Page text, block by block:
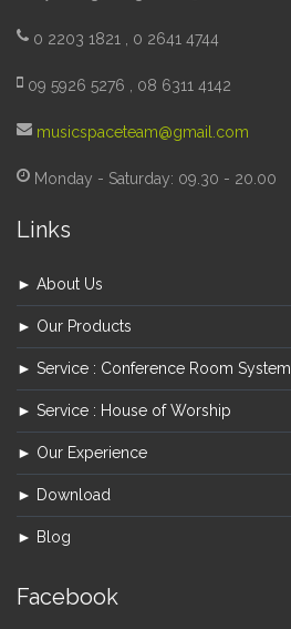
0 2203 1821 , 0 2641 4744
09 5926 5276 , 08 6311 4142
musicspaceteam@gmail.com
Monday - Saturday: 09.30 - 20.00
Links
► About Us
► Our Products
► Service : Conference Room System
► Service : House of Worship
► Our Experience
► Download
► Blog
Facebook